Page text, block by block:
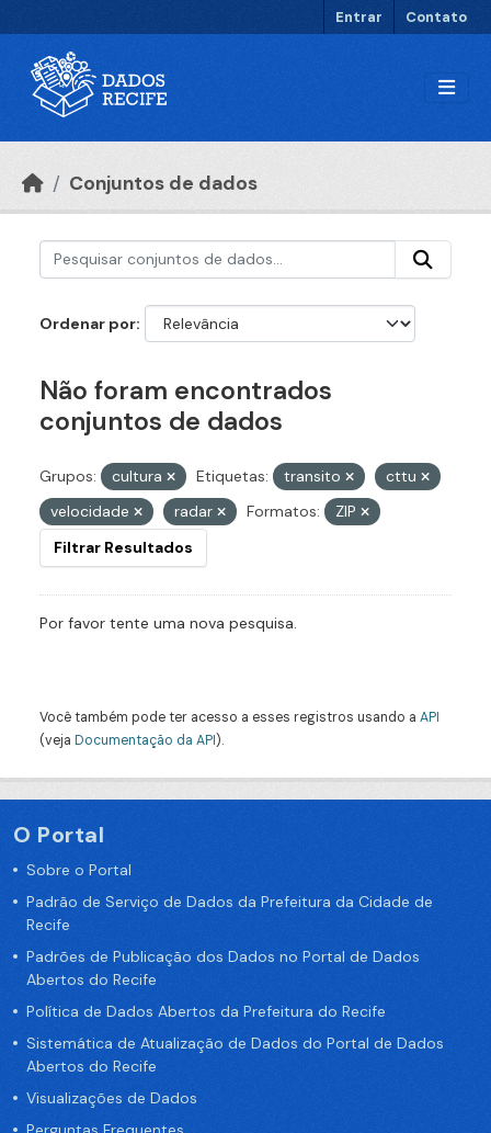
Entrar Contato
Conjuntos de dados
Ordenar por
Não foram encontrados
conjuntos de dados
Grupos: cultura Etiquetas: transito
cttu
velocidade
radar Formatos:
ZIP
Filtrar Resultados
Por favor tente uma nova pesquisa.
Você também pode ter acesso a esses registros usando a API
(veja Documentação da API).
O Portal
Sobre o Portal
Padrão de Serviço de Dados da Prefeitura da Cidade de
Recife
Padrões de Publicação dos Dados no Portal de Dados
Abertos do Recife
Política de Dados Abertos da Prefeitura do Recife
Sistemática de Atualização de Dados do Portal de Dados
Abertos do Recife
Visualizações de Dados